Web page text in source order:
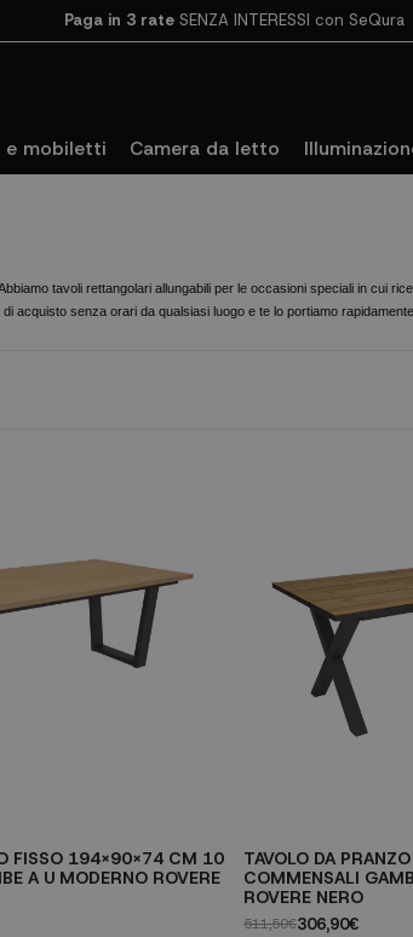
Paga in 3 rateSENZA INTERESSI con SeQura
e mobiletti Camera da letto
tavoli rettangolari allungabili per le occasioni speciali in cui
acquisto senza orari da qualsiasi luogo e te lo portiamo
FISSO 194X90X74 CM 10
A U MODERNO ROVERE
TAVOLO DA
COMMENSALI
ROVERE NERO
511,50€306,90€